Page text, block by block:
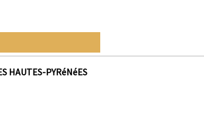
HAUTES-PYRéNéES